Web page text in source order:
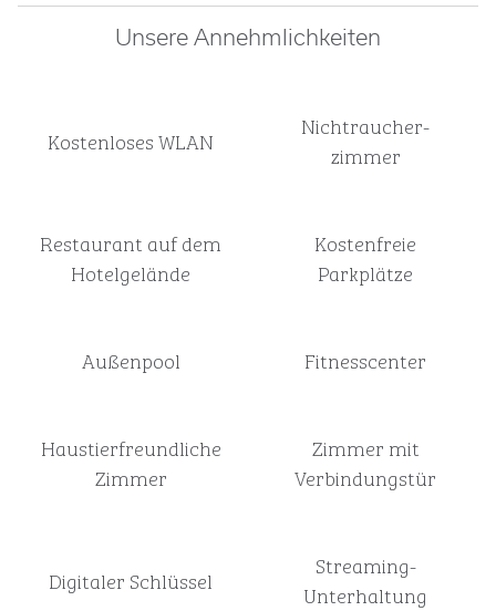
Unsere Annehmlichkeiten
Kostenloses WLAN
Nichtraucher­
zimmer
Restaurant auf dem
Hotelgelände
Kostenfreie
Parkplätze
Außenpool Fitnesscenter
Haustier­freundliche
Zimmer
Zimmer mit
Verbindungstür
Digitaler Schlüssel
Streaming-
Unterhaltung